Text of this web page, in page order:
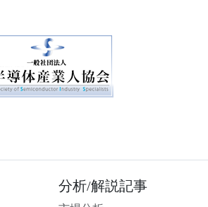
分析/解説記事